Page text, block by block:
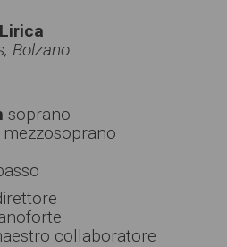
Bolzano
soprano
mezzosoprano
collaboratore